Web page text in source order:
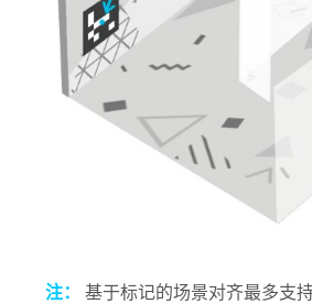
注： 基于标记的场景对齐最多支